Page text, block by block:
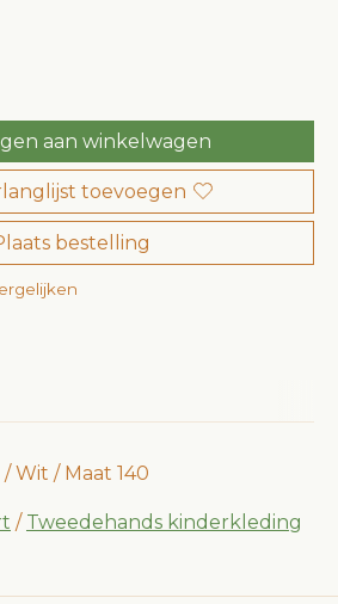
aan winkelwagen
toevoegen
bestelling
Wit / Maat 140
/ Tweedehands kinderkleding